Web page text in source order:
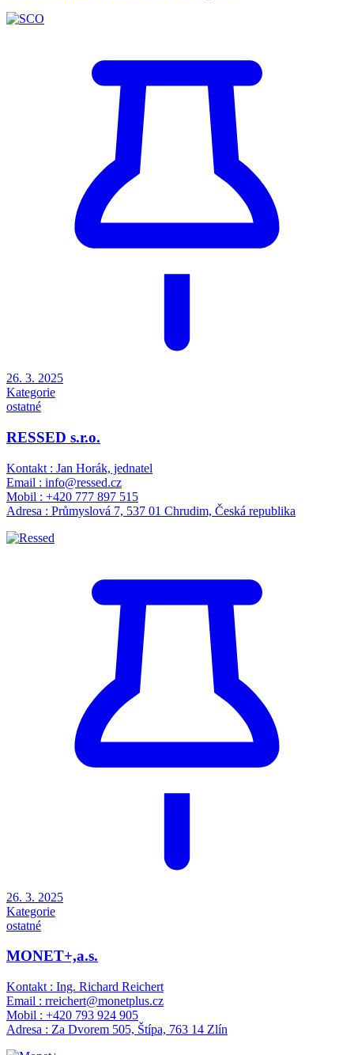
26. 3. 2025
Kategorie
ostatné
RESSED s.r.o.
Kontakt : Jan Horák, jednatel
Email : info@ressed.cz
Mobil : +420 777 897 515
Adresa : Průmyslová 7, 537 01 Chrudim, Česká republika
26. 3. 2025
Kategorie
ostatné
MONET+,a.s.
Kontakt : Ing. Richard Reichert
Email : rreichert@monetplus.cz
Mobil : +420 793 924 905
Adresa : Za Dvorem 505, Štípa, 763 14 Zlín